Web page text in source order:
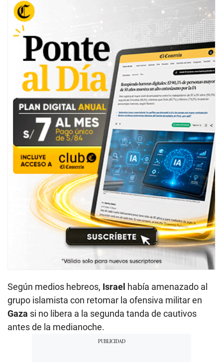
Según medios hebreos, Israel había amenazado al
grupo islamista con retomar la ofensiva militar en
Gaza si no libera a la segunda tanda de cautivos
antes de la medianoche.